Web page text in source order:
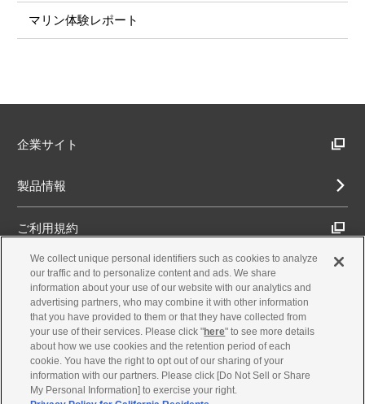
マリン体験レポート
企業サイト
製品情報
ご利用規約
推奨環境
プライバシーポリシー
Cookieポリシー
お問合せ・製品サポート
We collect unique personal identifiers such as cookies to analyze
our traffic and to personalize content and ads. We share
information about your use of our website with our analytics and
advertising partners, who may combine it with other information
that you have provided to them or that they have collected from
your use of their services. Please click "here" to see more details
about how we use cookies and the retention period of each
cookie. You have the right to opt out of our sharing of your
information with our partners. Please click [Do Not Sell or Share
My Personal Information] to exercise your right.